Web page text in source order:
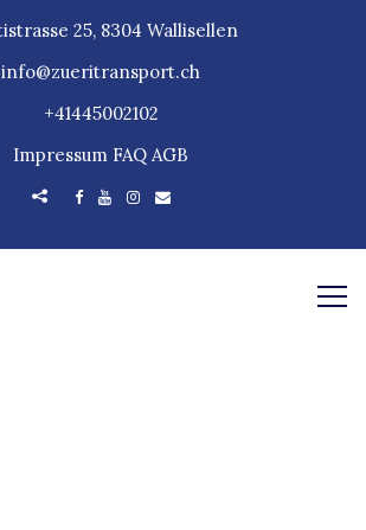
25, 8304 Wallisellen
info@zueritransport.ch
+41445002102
Impressum FAQ AGB